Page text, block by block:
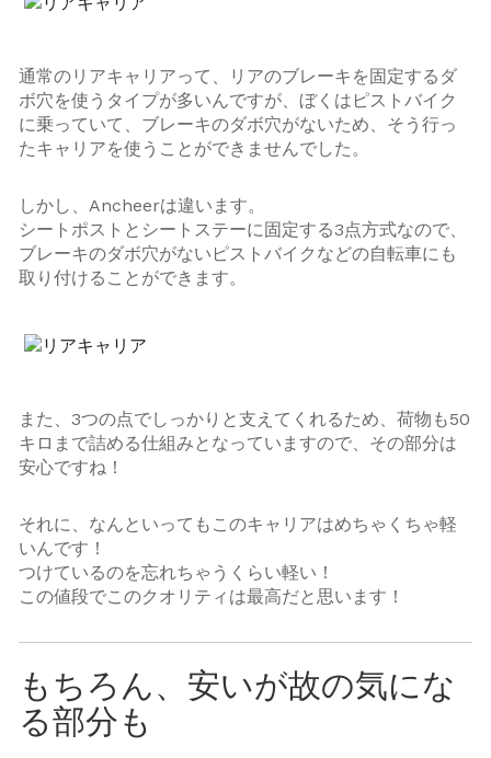
通常のリアキャリアって、リアのブレーキを固定するダ
ボ穴を使うタイプが多いんですが、ぼくはピストバイク
に乗っていて、ブレーキのダボ穴がないため、そう行っ
たキャリアを使うことができませんでした。
しかし、Ancheerは違います。
シートポストとシートステーに固定する3点方式なので、
ブレーキのダボ穴がないピストバイクなどの自転車にも
取り付けることができます。
また、3つの点でしっかりと支えてくれるため、荷物も50
キロまで詰める仕組みとなっていますので、その部分は
安心ですね！
それに、なんといってもこのキャリアはめちゃくちゃ軽
いんです！
つけているのを忘れちゃうくらい軽い！
この値段でこのクオリティは最高だと思います！
もちろん、安いが故の気にな
る部分も